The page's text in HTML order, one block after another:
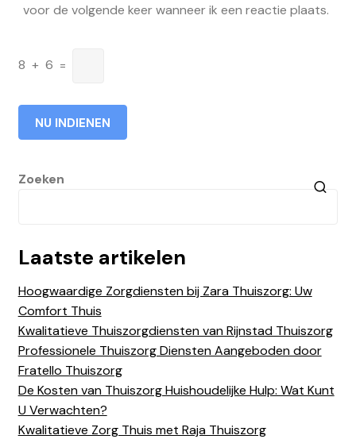
voor de volgende keer wanneer ik een reactie plaats.
8 + 6 =
Zoeken
Laatste artikelen
Hoogwaardige Zorgdiensten bij Zara Thuiszorg: Uw
Comfort Thuis
Kwalitatieve Thuiszorgdiensten van Rijnstad Thuiszorg
Professionele Thuiszorg Diensten Aangeboden door
Fratello Thuiszorg
De Kosten van Thuiszorg Huishoudelijke Hulp: Wat Kunt
U Verwachten?
Kwalitatieve Zorg Thuis met Raja Thuiszorg